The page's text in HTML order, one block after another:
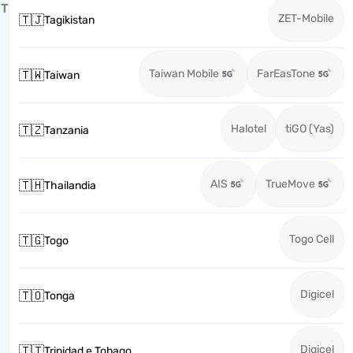
T
🇹🇯Tagikistan ZET-Mobile
🇹🇼Taiwan Taiwan Mobile FarEasTone
🇹🇿Tanzania Halotel tiGO (Yas)
🇹🇭Thailandia AIS TrueMove
🇹🇬Togo Togo Cell
🇹🇴Tonga Digicel
Digicel